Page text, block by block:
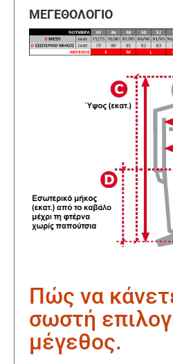
ΜΕΓΕΘΟΛΟΓΙΟ
Πώς να
σωστή
μέγεθος.